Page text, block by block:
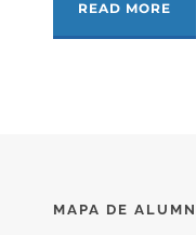
READ MORE
MAPA DE